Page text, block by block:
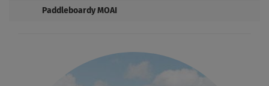
Paddleboardy MOAI